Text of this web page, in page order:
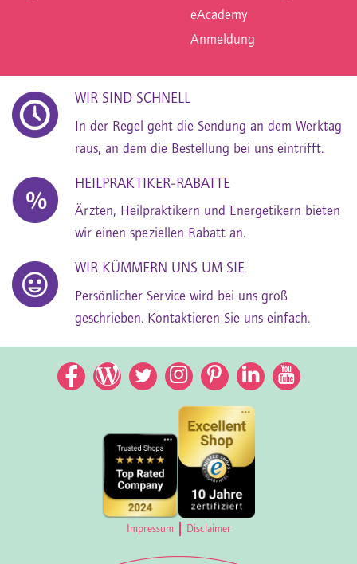
eAcademy
Anmeldung
WIR SIND SCHNELL
In der Regel geht die Sendung an dem Werktag
raus, an dem die Bestellung bei uns eintrifft.
HEILPRAKTIKER-RABATTE
Ärzten, Heilpraktikern und Energetikern bieten
wir einen speziellen Rabatt an.
WIR KÜMMERN UNS UM SIE
Persönlicher Service wird bei uns groß
geschrieben. Kontaktieren Sie uns einfach.
Facebook
Facebook
TwitterInstagram
Pinterest
LinkedIn
Impressum Disclaimer